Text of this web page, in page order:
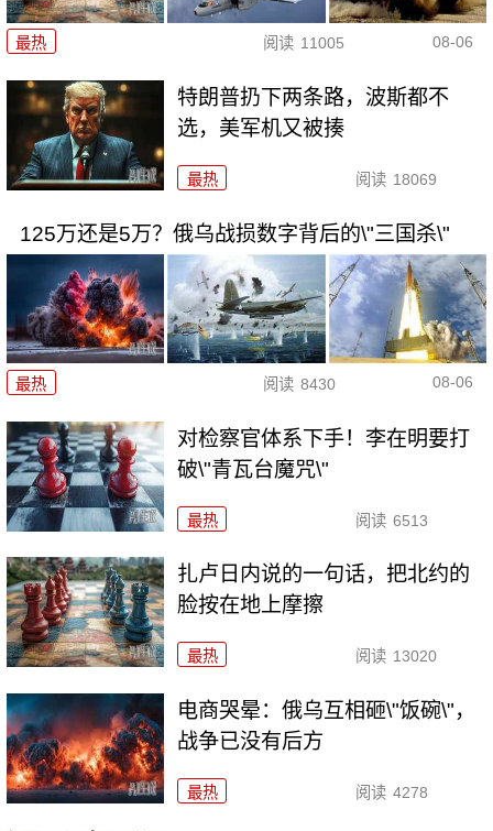
最热 阅读 11005 08-06
特朗普扔下两条路，波斯都不
选，美军机又被揍
最热 阅读 18069
125万还是5万？俄乌战损数字背后的\"三国杀\"
最热 阅读 8430 08-06
对检察官体系下手！李在明要打
破\"青瓦台魔咒\"
最热 阅读 6513
扎卢日内说的一句话，把北约的
脸按在地上摩擦
最热 阅读 13020
电商哭晕：俄乌互相砸\"饭碗\"，
战争已没有后方
最热 阅读 4278